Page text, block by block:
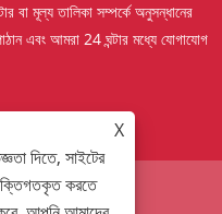
বা মূল্য তালিকা সম্পর্কে অনুসন্ধানের
এবং আমরা 24 ঘন্টার মধ্যে যোগাযোগ
X
দিতে, সাইটের
করতে